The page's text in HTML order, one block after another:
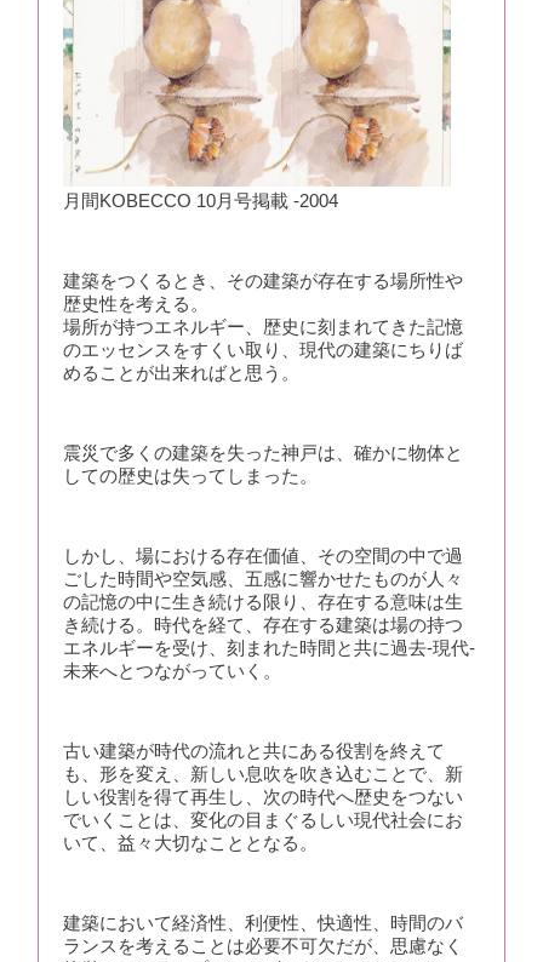
月間KOBECCO 10月号掲載 -2004
建築をつくるとき、その建築が存在する場所性や
歴史性を考える。
場所が持つエネルギー、歴史に刻まれてきた記憶
のエッセンスをすくい取り、現代の建築にちりば
めることが出来ればと思う。
震災で多くの建築を失った神戸は、確かに物体と
しての歴史は失ってしまった。
しかし、場における存在価値、その空間の中で過
ごした時間や空気感、五感に響かせたものが人々
の記憶の中に生き続ける限り、存在する意味は生
き続ける。時代を経て、存在する建築は場の持つ
エネルギーを受け、刻まれた時間と共に過去-現代-
未来へとつながっていく。
古い建築が時代の流れと共にある役割を終えて
も、形を変え、新しい息吹を吹き込むことで、新
しい役割を得て再生し、次の時代へ歴史をつない
でいくことは、変化の目まぐるしい現代社会にお
いて、益々大切なこととなる。
建築において経済性、利便性、快適性、時間のバ
ランスを考えることは必要不可欠だが、思慮なく